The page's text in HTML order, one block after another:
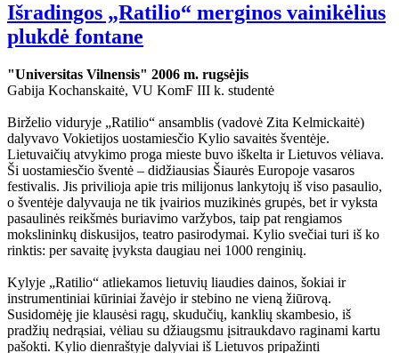
Išradingos „Ratilio“ merginos vainikėlius
plukdė fontane
"Universitas Vilnensis" 2006 m. rugsėjis
Gabija Kochanskaitė, VU KomF III k. studentė
Birželio viduryje „Ratilio“ ansamblis (vadovė Zita Kelmickaitė)
dalyvavo Vokietijos uostamiesčio Kylio savaitės šventėje.
Lietuvaičių atvykimo proga mieste buvo iškelta ir Lietuvos vėliava.
Ši uostamiesčio šventė – didžiausias Šiaurės Europoje vasaros
festivalis. Jis privilioja apie tris milijonus lankytojų iš viso pasaulio,
o šventėje dalyvauja ne tik įvairios muzikinės grupės, bet ir vyksta
pasaulinės reikšmės buriavimo varžybos, taip pat rengiamos
mokslininkų diskusijos, teatro pasirodymai. Kylio svečiai turi iš ko
rinktis: per savaitę įvyksta daugiau nei 1000 renginių.
Kylyje „Ratilio“ atliekamos lietuvių liaudies dainos, šokiai ir
instrumentiniai kūriniai žavėjo ir stebino ne vieną žiūrovą.
Susidomėję jie klausėsi ragų, skudučių, kanklių skambesio, iš
pradžių nedrąsiai, vėliau su džiaugsmu įsitraukdavo raginami kartu
pašokti. Kylio dienraštyje dalyviai iš Lietuvos pripažinti